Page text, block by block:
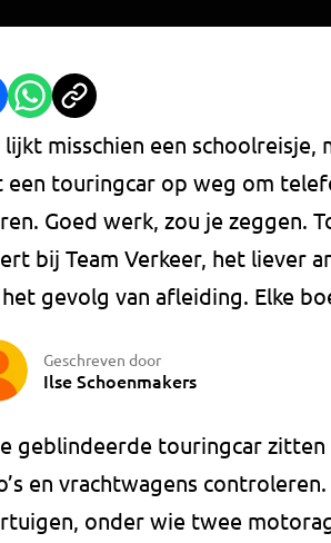
lijkt misschien een
een touringcar op weg om
Goed werk, zou je zeggen.
bij Team Verkeer, het liever
gevolg van afleiding. Elke
Geschreven door
Ilse Schoenmakers
geblindeerde touringcar
en vrachtwagens
onder wie twee